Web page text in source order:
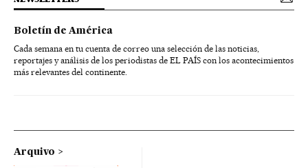
Boletín de América
Cada semana en tu cuenta de correo una selección de las noticias,
reportajes y análisis de los periodistas de EL PAÍS con los acontecimientos
más relevantes del continente.
Arquivo